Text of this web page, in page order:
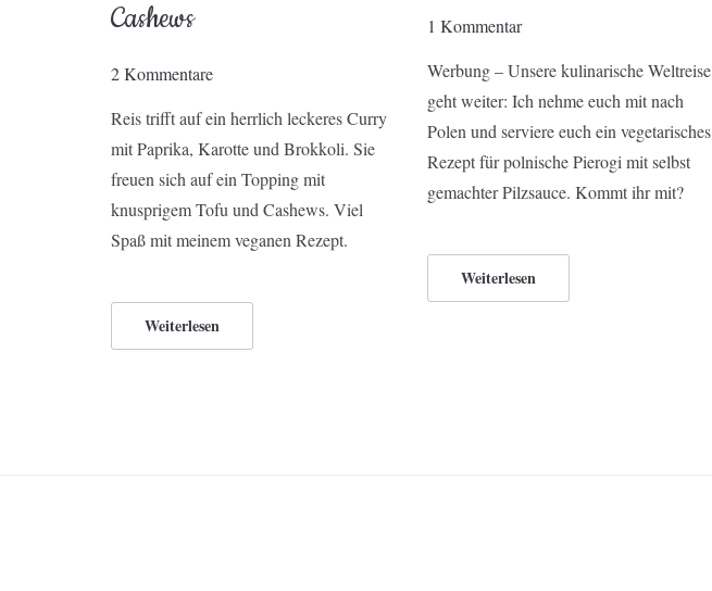
Cashews
2 Kommentare
Reis trifft auf ein herrlich leckeres Curry
mit Paprika, Karotte und Brokkoli. Sie
freuen sich auf ein Topping mit
knusprigem Tofu und Cashews. Viel
Spaß mit meinem veganen Rezept.
Weiterlesen
1 Kommentar
Werbung – Unsere kulinarische Weltreise
geht weiter: Ich nehme euch mit nach
Polen und serviere euch ein vegetarisches
Rezept für polnische Pierogi mit selbst
gemachter Pilzsauce. Kommt ihr mit?
Weiterlesen